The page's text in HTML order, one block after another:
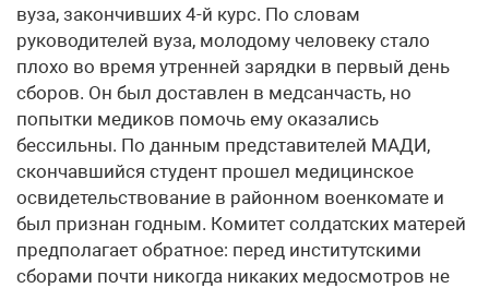
вуза, закончивших 4-й курс. По словам
руководителей вуза, молодому человеку стало
плохо во время утренней зарядки в первый день
сборов. Он был доставлен в медсанчасть, но
попытки медиков помочь ему оказались
бессильны. По данным представителей МАДИ,
скончавшийся студент прошел медицинское
освидетельствование в районном военкомате и
был признан годным. Комитет солдатских матерей
предполагает обратное: перед институтскими
сборами почти никогда никаких медосмотров не